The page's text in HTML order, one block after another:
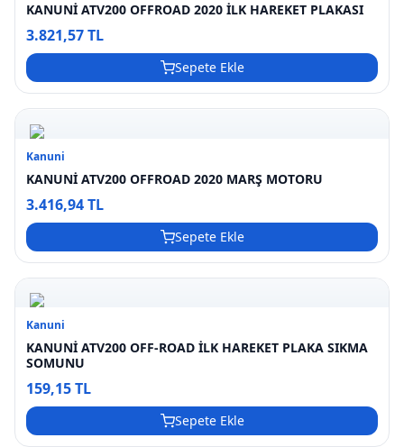
KANUNİ ATV200 OFFROAD 2020 İLK HAREKET PLAKASI
3.821,57 TL
Sepete Ekle
Kanuni
KANUNİ ATV200 OFFROAD 2020 MARŞ MOTORU
3.416,94 TL
Sepete Ekle
Kanuni
KANUNİ ATV200 OFF-ROAD İLK HAREKET PLAKA SIKMA
SOMUNU
159,15 TL
Sepete Ekle